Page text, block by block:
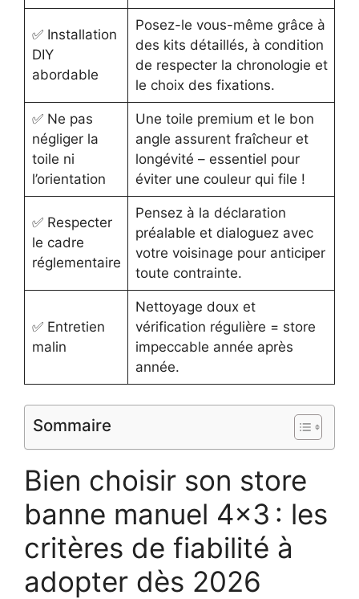
✅ Installation
DIY
abordable
Posez-le vous-même grâce à
des kits détaillés, à condition
de respecter la chronologie et
le choix des fixations.
✅ Ne pas
négliger la
toile ni
l’orientation
Une toile premium et le bon
angle assurent fraîcheur et
longévité – essentiel pour
éviter une couleur qui file !
✅ Respecter
le cadre
réglementaire
Pensez à la déclaration
préalable et dialoguez avec
votre voisinage pour anticiper
toute contrainte.
✅ Entretien
malin
Nettoyage doux et
vérification régulière = store
impeccable année après
année.
Sommaire
Bien choisir son store
banne manuel 4×3 : les
critères de fiabilité à
adopter dès 2026